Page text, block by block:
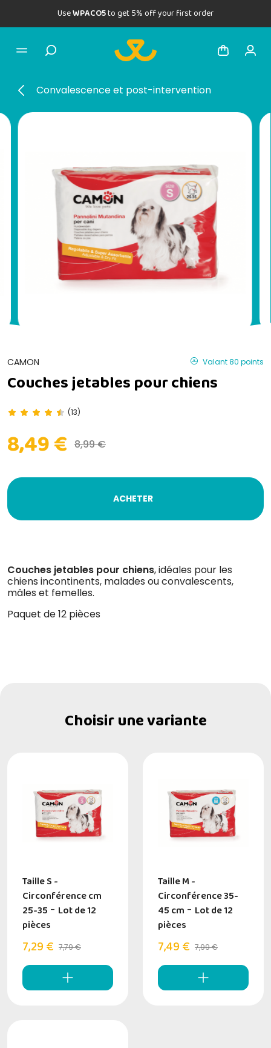
UseWPACO5to get 5% off your first order
Convalescence et post-intervention
CAMON Valant 80 points
Couches jetables pour chiens
(13)
8,49 € 8,99 €
ACHETER
Couches jetables pour chiens, idéales pour les
chiens incontinents, malades ou convalescents,
mâles et femelles.
Paquet de 12 pièces
Choisir une variante
Taille S -
Circonférence cm
25-35 - Lot de 12
pièces
7,29 € 7,79 €
Taille M -
Circonférence 35-
45 cm - Lot de 12
pièces
7,49 € 7,99 €